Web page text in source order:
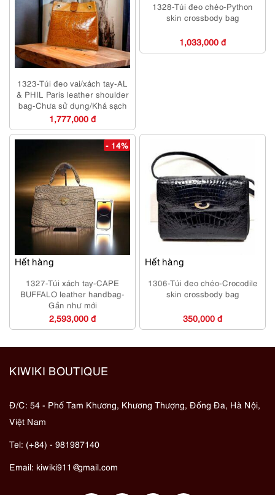
1323-Túi đeo vai/xách tay-AL
& PHIL Paris leather shoulder
bag-Chưa sử dụng/Khá sạch
1,777,000 đ
1328-Túi đeo chéo-Python
skin crossbody bag
1,033,000 đ
Hết hàng
- 14%
1327-Túi xách tay-CAPE
BUFFALO leather handbag-
Gần như mới
2,593,000 đ
Hết hàng
1306-Túi đeo chéo-Crocodile
skin crossbody bag
350,000 đ
KIWIKI BOUTIQUE
Đ/C: 54 - Phố Tam Khương, Khương Thượng, Đống Đa, Hà Nội,
Việt Nam
Tel: (+84) - 981987140
Email: kiwiki911@gmail.com